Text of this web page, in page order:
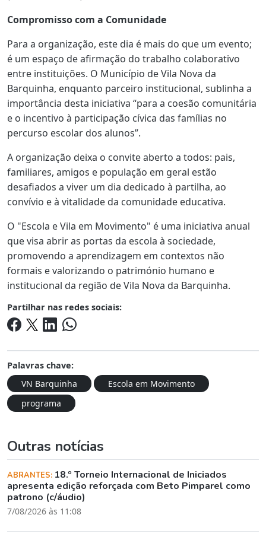
Compromisso com a Comunidade
Para a organização, este dia é mais do que um evento;
é um espaço de afirmação do trabalho colaborativo
entre instituições. O Município de Vila Nova da
Barquinha, enquanto parceiro institucional, sublinha a
importância desta iniciativa “para a coesão comunitária
e o incentivo à participação cívica das famílias no
percurso escolar dos alunos”.
A organização deixa o convite aberto a todos: pais,
familiares, amigos e população em geral estão
desafiados a viver um dia dedicado à partilha, ao
convívio e à vitalidade da comunidade educativa.
O "Escola e Vila em Movimento" é uma iniciativa anual
que visa abrir as portas da escola à sociedade,
promovendo a aprendizagem em contextos não
formais e valorizando o património humano e
institucional da região de Vila Nova da Barquinha.
Partilhar nas redes sociais:
Palavras chave:
VN Barquinha
Escola em Movimento
programa
Outras notícias
ABRANTES: 18.º Torneio Internacional de Iniciados
apresenta edição reforçada com Beto Pimparel como
patrono (c/áudio)
7/08/2026 às 11:08